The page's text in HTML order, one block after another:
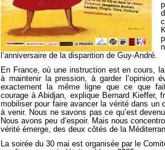
l’anniversaire de la disparition de Guy-André.
En France, où une instruction est en cours,
à maintenir la pression, à garder l’opinion
exactement la même ligne que ce que
courage à Abidjan, explique Bernard Kieffer,
mobiliser pour faire avancer la vérité dans un
à venir. Nous ne savons pas ce qu’est
Nous avons peu d’espoir. Mais nous
vérité émerge, des deux côtés de la
La soirée du 30 mai est organisée par le